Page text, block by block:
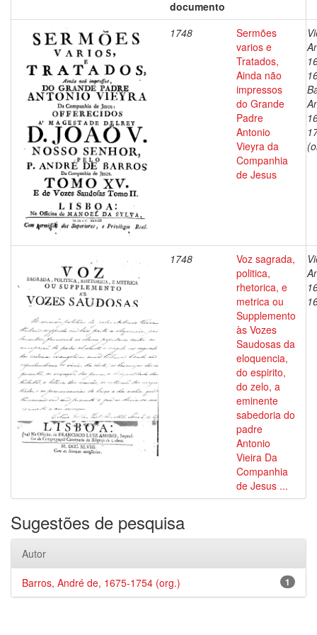
documento
1748
Sermões
varios e
Tratados,
Ainda não
impressos
do Grande
Padre
Antonio
Vieyra da
Companhia
de Jesus
1748
Voz sagrada,
politica,
rhetorica, e
metrica ou
Supplemento
às Vozes
Saudosas da
eloquencia,
do espirito,
do zelo, a
eminente
sabedoria do
padre
Antonio
Vieira Da
Companhia
de Jesus ...
Sugestões de pesquisa
Autor
1
Barros, André de, 1675-1754 (org.)